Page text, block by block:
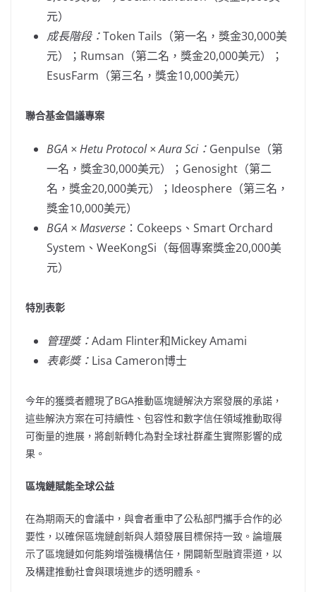
元）
成長階段：Token Tails（第一名，獎金30,000美
元）；Rumsan（第二名，獎金20,000美元）；
EsusFarm（第三名，獎金10,000美元）
聯合基金倡議專案
BGA × Hetu Protocol × Aura Sci： Genpulse（第
一名，獎金30,000美元）；Genosight（第二
名，獎金20,000美元）；Ideosphere（第三名，
獎金10,000美元）
BGA × Masverse ：Cokeeps、Smart Orchard
System、WeeKongSi（每個專案獎金20,000美
元）
特別表彰
管理獎：Adam Flinter和Mickey Amami
表彰獎： Lisa Cameron博士
今年的獲獎者體現了BGA推動區塊鏈解決方案發展的承諾，
這些解決方案在可持續性、包容性和數字信任領域推動取得
可衡量的進展，將創新轉化為對全球社群產生實際影響的成
果。
區塊鏈賦能全球公益
在為期兩天的會議中，與會者重申了公私部門攜手合作的必
要性，以確保區塊鏈創新與人類發展目標保持一致。論壇展
示了區塊鏈如何能夠增強機構信任，開闢新型融資渠道，以
及構建推動社會與環境進步的透明體系。